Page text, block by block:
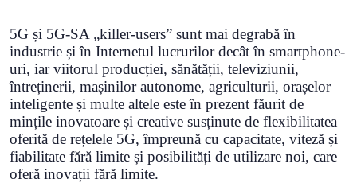
5G și 5G-SA „killer-users” sunt mai degrabă în
industrie și în Internetul lucrurilor decât în smartphone-
uri, iar viitorul producției, sănătății, televiziunii,
întreținerii, mașinilor autonome, agriculturii, orașelor
inteligente și multe altele este în prezent făurit de
mințile inovatoare și creative susținute de flexibilitatea
oferită de rețelele 5G, împreună cu capacitate, viteză și
fiabilitate fără limite și posibilități de utilizare noi, care
oferă inovații fără limite.